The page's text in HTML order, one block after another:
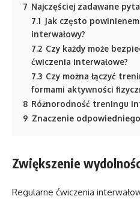
7 Najczęściej zadawane
7.1 Jak często
interwałowy?
7.2 Czy każdy może
ćwiczenia interwałowe?
7.3 Czy można łączyć
formami aktywności
8 Różnorodność treningu
9 Znaczenie
Zwiększenie
Regularne ćwiczenia